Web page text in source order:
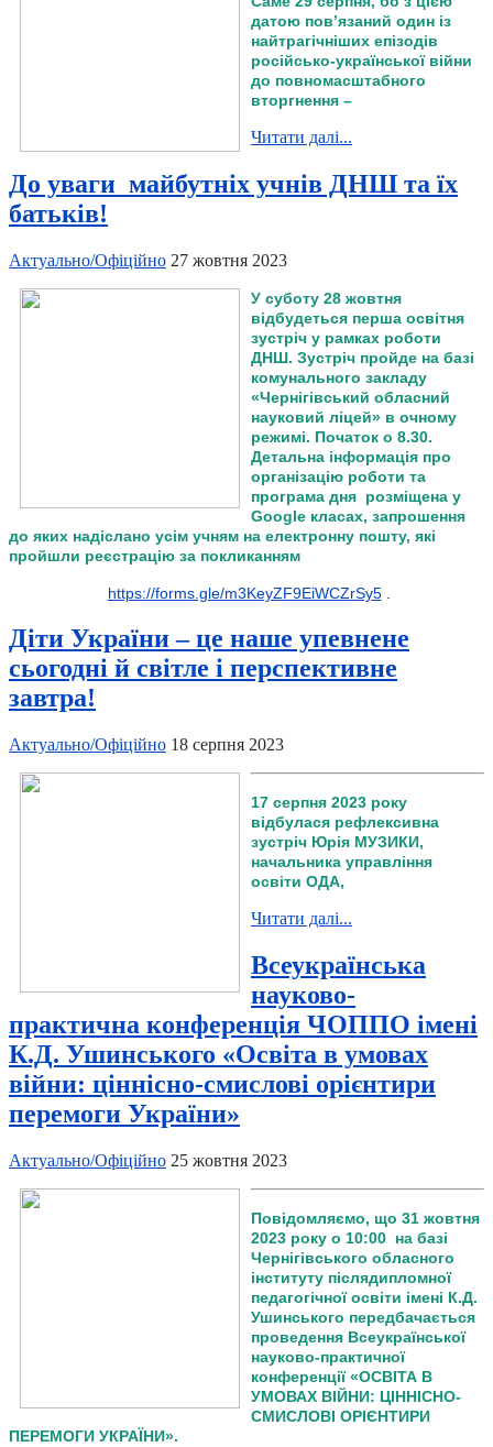
датою пов’язаний один із
найтрагічніших епізодів
російсько-української війни
до повномасштабного
вторгнення –
Читати далі...
До уваги майбутніх учнів ДНШ та їх
батьків!
Актуально/Офіційно 27 жовтня 2023
У суботу 28 жовтня
відбудеться перша освітня
зустріч у рамках роботи
ДНШ. Зустріч пройде на базі
комунального закладу
«Чернігівський обласний
науковий ліцей» в очному
режимі. Початок о 8.30.
Детальна інформація про
організацію роботи та
програма дня розміщена у
Google класах, запрошення
до яких надіслано усім учням на електронну пошту, які
пройшли реєстрацію за покликанням
https://forms.gle/m3KeyZF9EiWCZrSy5.
Діти України – це наше упевнене
сьогодні й світле і перспективне
завтра!
Актуально/Офіційно 18 серпня 2023
17 серпня 2023 року
відбулася рефлексивна
зустріч Юрія МУЗИКИ,
начальника управління
освіти ОДА,
Читати далі...
Всеукраїнська
науково-
практична конференція ЧОППО імені
К.Д. Ушинського «Освіта в умовах
війни: ціннісно-смислові орієнтири
перемоги України»
Актуально/Офіційно 25 жовтня 2023
Повідомляємо, що 31 жовтня
2023 року о 10:00 на базі
Чернігівського обласного
інституту післядипломної
педагогічної освіти імені К.Д.
Ушинського передбачається
проведення Всеукраїнської
науково-практичної
конференції «ОСВІТА В
УМОВАХ ВІЙНИ: ЦІННІСНО-
СМИСЛОВІ ОРІЄНТИРИ
ПЕРЕМОГИ УКРАЇНИ».